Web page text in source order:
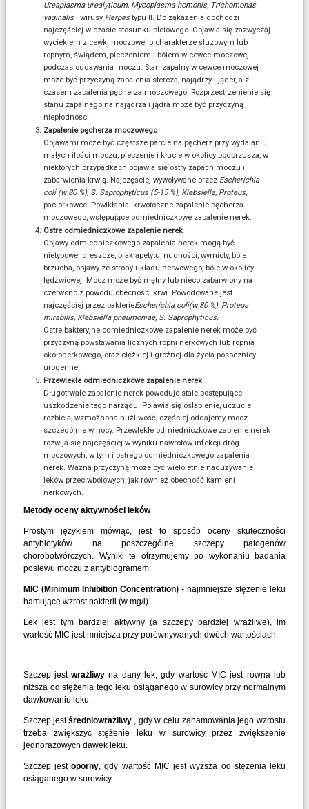
Ureaplasma urealyticum, Mycoplasma homonis, Trichomonas
vaginalis i wirusy Herpestypu II. Do zakażenia dochodzi
najczęściej w czasie stosunku płciowego. Objawia się zazwyczaj
wyciekiem z cewki moczowej o charakterze śluzowym lub
ropnym, świądem, pieczeniem i bólem w cewce moczowej
podczas oddawania moczu. Stan zapalny w cewce moczowej
może być przyczyną zapalenia stercza, najądrzy i jąder, a z
czasem zapalenia pęcherza moczowego. Rozprzestrzenienie się
stanu zapalnego na najądrza i jądra może być przyczyną
niepłodności.
Zapalenie pęcherza moczowego
Objawami może być częstsze parcie na pęcherz przy wydalaniu
małych ilości moczu, pieczenie i kłucie w okolicy podbrzusza, w
niektórych przypadkach pojawia się ostry zapach moczu i
zabarwienia krwią. Najczęściej wywoływane przez Escherichia
coli (w 80 %), S. Saprophyticus (5-15 %), Klebsiella, Proteus,
paciorkowce. Powikłania: krwotoczne zapalenie pęcherza
moczowego, wstępujące odmiedniczkowe zapalenie nerek.
Ostre odmiedniczkowe zapalenie nerek
Objawy odmiedniczkowego zapalenia nerek mogą być
nietypowe: dreszcze, brak apetytu, nudności, wymioty, bóle
brzucha, objawy ze strony układu nerwowego, bóle w okolicy
lędźwiowej. Mocz może być mętny lub nieco zabarwiony na
czerwono z powodu obecności krwi. Powodowane jest
najczęściej przez bakterieEscherichia coli(w 80 %), Proteus
mirabilis, Klebsiella pneumoniae, S. Saprophyticus.
Ostre bakteryjne odmiedniczkowe zapalenie nerek może być
przyczyną powstawania licznych ropni nerkowych lub ropnia
okołonerkowego, oraz ciężkiej i groźnej dla życia posocznicy
urogennej.
Przewlekłe odmiedniczkowe zapalenie nerek
Długotrwałe zapalenie nerek powoduje stale postępujące
uszkodzenie tego narządu. Pojawia się osłabienie, uczucie
rozbicia, wzmożnona nużliwość, częściej oddajemy mocz
szczególnie w nocy. Przewlekłe odmiedniczkowe zaplenie nerek
rozwija się najczęściej w wyniku nawrotów infekcji dróg
moczowych, w tym i ostrego odmiedniczkowego zapalenia
nerek. Ważna przyczyną może być wieloletnie nadużywanie
leków przeciwbólowych, jak również obecność kamieni
nerkowych.
Metody oceny aktywności leków
Prostym językiem mówiąc, jest to sposób oceny skuteczności
antybiotyków na poszczególne szczepy patogenów
chorobotwórczych. Wyniki te otrzymujemy po wykonaniu badania
posiewu moczu z antybiogramem.
MIC (Minimum Inhibition Concentration) - najmniejsze stężenie leku
hamujące wzrost bakterii (w mg/l)
Lek jest tym bardziej aktywny (a szczepy bardziej wrażliwe), im
wartość MIC jest mniejsza przy porównywanych dwóch wartościach.
Szczep jest wrażliwy na dany lek, gdy wartość MIC jest równa lub
niższa od stężenia tego leku osiąganego w surowicy przy normalnym
dawkowaniu leku.
Szczep jestśredniowrażliwy , gdy w celu zahamowania jego wzrostu
trzeba zwiększyć stężenie leku w surowicy przez zwiększenie
jednorazowych dawek leku.
Szczep jest oporny, gdy wartość MIC jest wyższa od stężenia leku
osiąganego w surowicy.